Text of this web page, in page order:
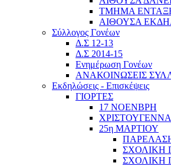
ΤΜΗΜΑ
ΑΙΘΟΥΣΑ
Σύλλογος Γονέων
Δ.Σ 12-13
Δ.Σ 2014-15
Ενημέρωση Γονέων
ΑΝΑΚΟΙΝΩΣΕΙΣ
Εκδηλώσεις - Επισκέψεις
ΓΙΟΡΤΕΣ
17 ΝΟΕΝΒΡΗ
ΧΡΙΣΤΟΥΓΕΝΝΑ
25η ΜΑΡΤΙΟΥ
ΣΧΟΛΙΚΗ
ΣΧΟΛΙΚΗ